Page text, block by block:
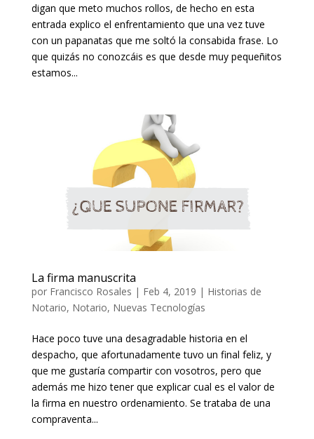
digan que meto muchos rollos, de hecho en esta
entrada explico el enfrentamiento que una vez tuve
con un papanatas que me soltó la consabida frase. Lo
que quizás no conozcáis es que desde muy pequeñitos
estamos...
La firma manuscrita
por Francisco Rosales | Feb 4, 2019 | Historias de
Notario, Notario, Nuevas Tecnologías
Hace poco tuve una desagradable historia en el
despacho, que afortunadamente tuvo un final feliz, y
que me gustaría compartir con vosotros, pero que
además me hizo tener que explicar cual es el valor de
la firma en nuestro ordenamiento. Se trataba de una
compraventa...